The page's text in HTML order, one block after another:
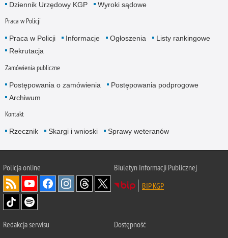
Dziennik Urzędowy KGP Wyroki sądowe
Praca w Policji
Praca w Policji Informacje Ogłoszenia
Listy rankingowe
Rekrutacja
Zamówienia publiczne
Postępowania o zamówienia
Postępowania podprogowe
Archiwum
Kontakt
Rzecznik Skargi i wnioski Sprawy weteranów
Policjaonline
Biuletyn Informacji Publicznej
BIP KGP
Redakcja serwisu
Dostępność